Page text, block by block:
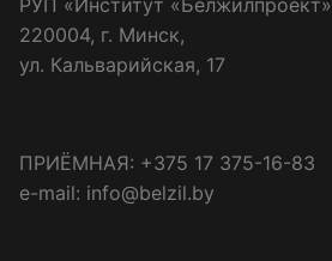
220004, г. Минск,
ул. Кальварийская, 17
ПРИЁМНАЯ: +375 17 375-16-83
e-mail: info@belzil.by